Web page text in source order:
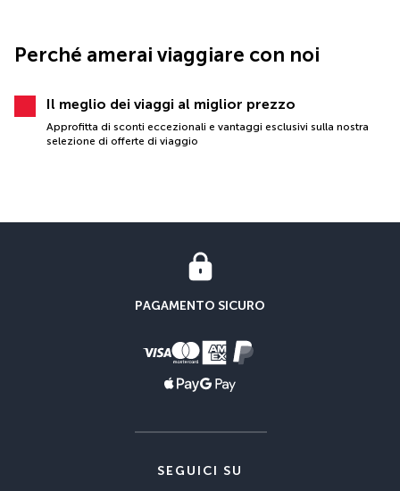
Perché amerai viaggiare con noi
Il meglio dei viaggi al miglior prezzo
Approfitta di sconti eccezionali e vantaggi esclusivi sulla nostra
selezione di offerte di viaggio
PAGAMENTO SICURO
SEGUICI SU